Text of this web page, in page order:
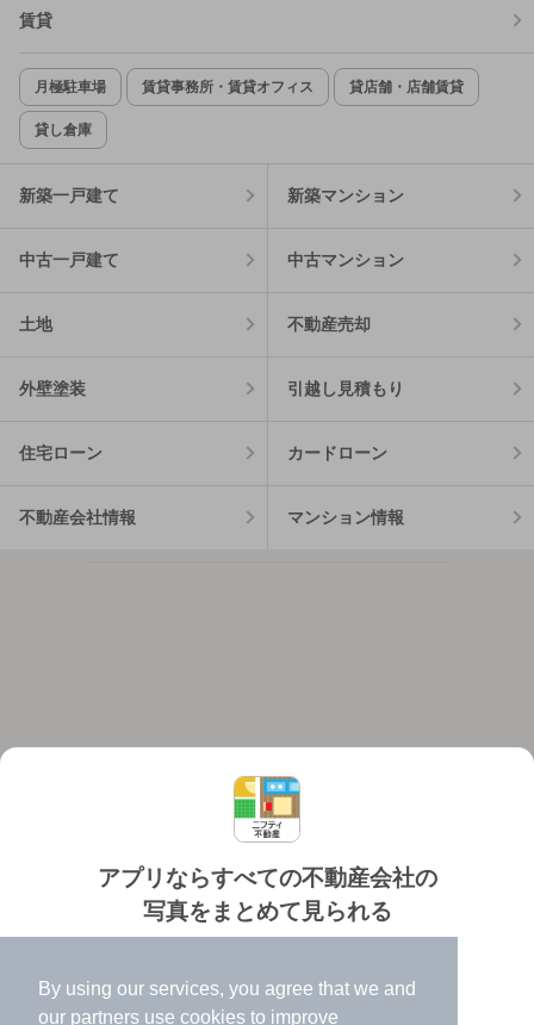
By using our services, you agree that we and
our partners use cookies to improve
アプリならすべての不動産会社の
写真をまとめて見られる
✔️
高速表示で似た物件も見つけやすい
賃貸
月極駐車場 賃貸事務所・賃貸オフィス 貸店舗・店舗賃貸
貸し倉庫
新築一戸建て 新築マンション
中古一戸建て 中古マンション
土地 不動産売却
外壁塗装 引越し見積もり
住宅ローン カードローン
不動産会社情報 マンション情報
個人情報保護ポリシー 利用規約